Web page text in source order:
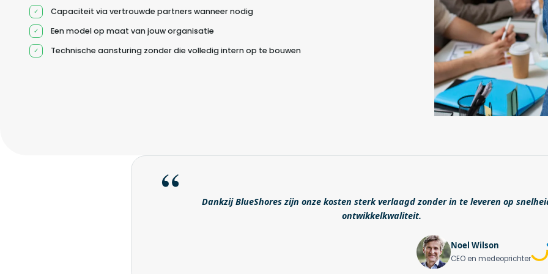
Capaciteit via vertrouwde partners wanneer nodig
Een model op maat van jouw organisatie
Technische aansturing zonder die volledig intern op te bouwen
Dankzij BlueShores zijn onze kosten sterk verlaagd zonder in te leveren op
ontwikkelkwaliteit.
Noel Wilson
CEO en medeoprichter